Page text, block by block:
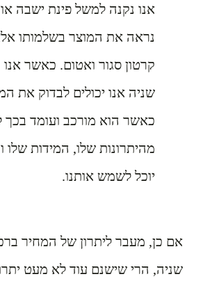
אנו נקנה למשל פינת ישבה
נראה את המוצר בשלמותו
קרטון סגור ואטום. כאשר
שניה אנו יכולים לבדוק את
כאשר הוא מורכב ועומד
מהיתרונות שלו, המידות
יוכל לשמש אותנו.
אם כן, מעבר ליתרון של המחיר
שניה, הרי שישנם עוד לא מעט